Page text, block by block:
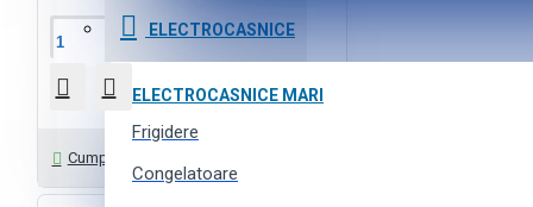
Curele pentru ceasuri inteligente
Accesorii pentru camere de acțiune
TEHNICĂ FOTO
Camere SLR
ELECTROCASNICE
ELECTROCASNICE MARI
Frigidere
Congelatoare
În Coş
Cumpără cu 1 click